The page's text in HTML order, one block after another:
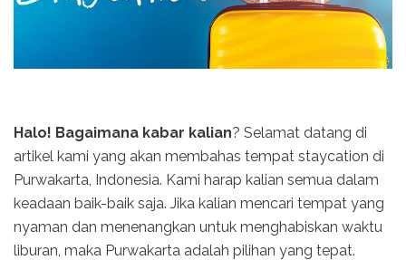
Halo! Bagaimana kabar kalian? Selamat datang di
artikel kami yang akan membahas tempat staycation di
Purwakarta, Indonesia. Kami harap kalian semua dalam
keadaan baik-baik saja. Jika kalian mencari tempat yang
nyaman dan menenangkan untuk menghabiskan waktu
liburan, maka Purwakarta adalah pilihan yang tepat.